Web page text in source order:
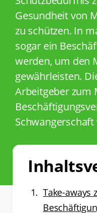
Gesundheit von
zu schützen. In
sogar ein
werden, um den
gewährleisten.
Arbeitgeber zum
Take-aways